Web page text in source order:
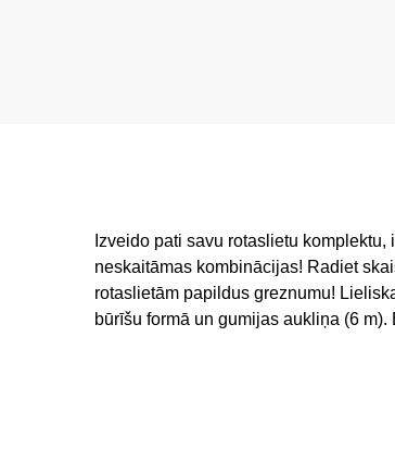
Izveido pati savu rotaslietu
neskaitāmas kombinācijas! Radiet
rotaslietām papildus greznumu!
būrīšu formā un gumijas aukliņa (6